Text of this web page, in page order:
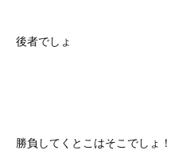
後者でしょ
勝負してくとこはそこでしょ！